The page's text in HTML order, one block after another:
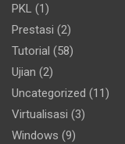
PKL (1)
Prestasi (2)
Tutorial (58)
Ujian (2)
Uncategorized (11)
Virtualisasi (3)
Windows (9)